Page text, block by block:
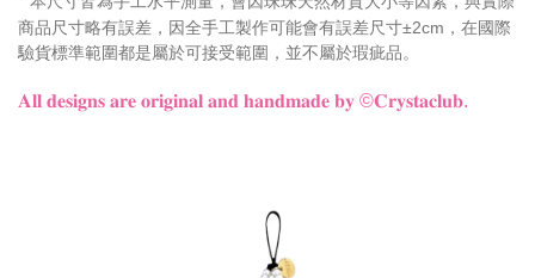
商品尺寸略有誤差，因全手工製作可能會有誤差尺寸±2cm，在國際
驗貨標準範圍都是屬於可接受範圍，並不屬於瑕疵品。
𝐀𝐥𝐥 𝐝𝐞𝐬𝐢𝐠𝐧𝐬 𝐚𝐫𝐞 𝐨𝐫𝐢𝐠𝐢𝐧𝐚𝐥 𝐚𝐧𝐝 𝐡𝐚𝐧𝐝𝐦𝐚𝐝𝐞 𝐛𝐲 ©𝐂𝐫𝐲𝐬𝐭𝐚𝐜𝐥𝐮𝐛.